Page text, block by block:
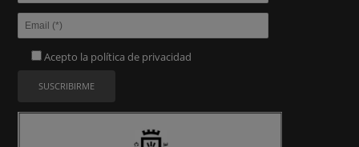
Acepto la política de privacidad